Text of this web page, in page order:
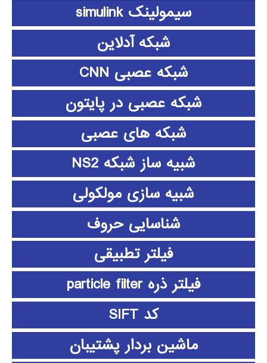
سیمولینک simulink
شبکه آدلاین
شبکه عصبی CNN
شبکه عصبی در پایتون
شبکه های عصبی
شبیه ساز شبکه NS2
شبیه سازی مولکولی
شناسایی حروف
فیلتر تطبیقی
فیلتر ذره particle filter
کد SIFT
ماشین بردار پشتیبان